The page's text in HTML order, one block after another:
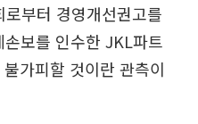
부터 경영개선권고를
보를 인수한 JKL파트
가피할 것이란 관측이